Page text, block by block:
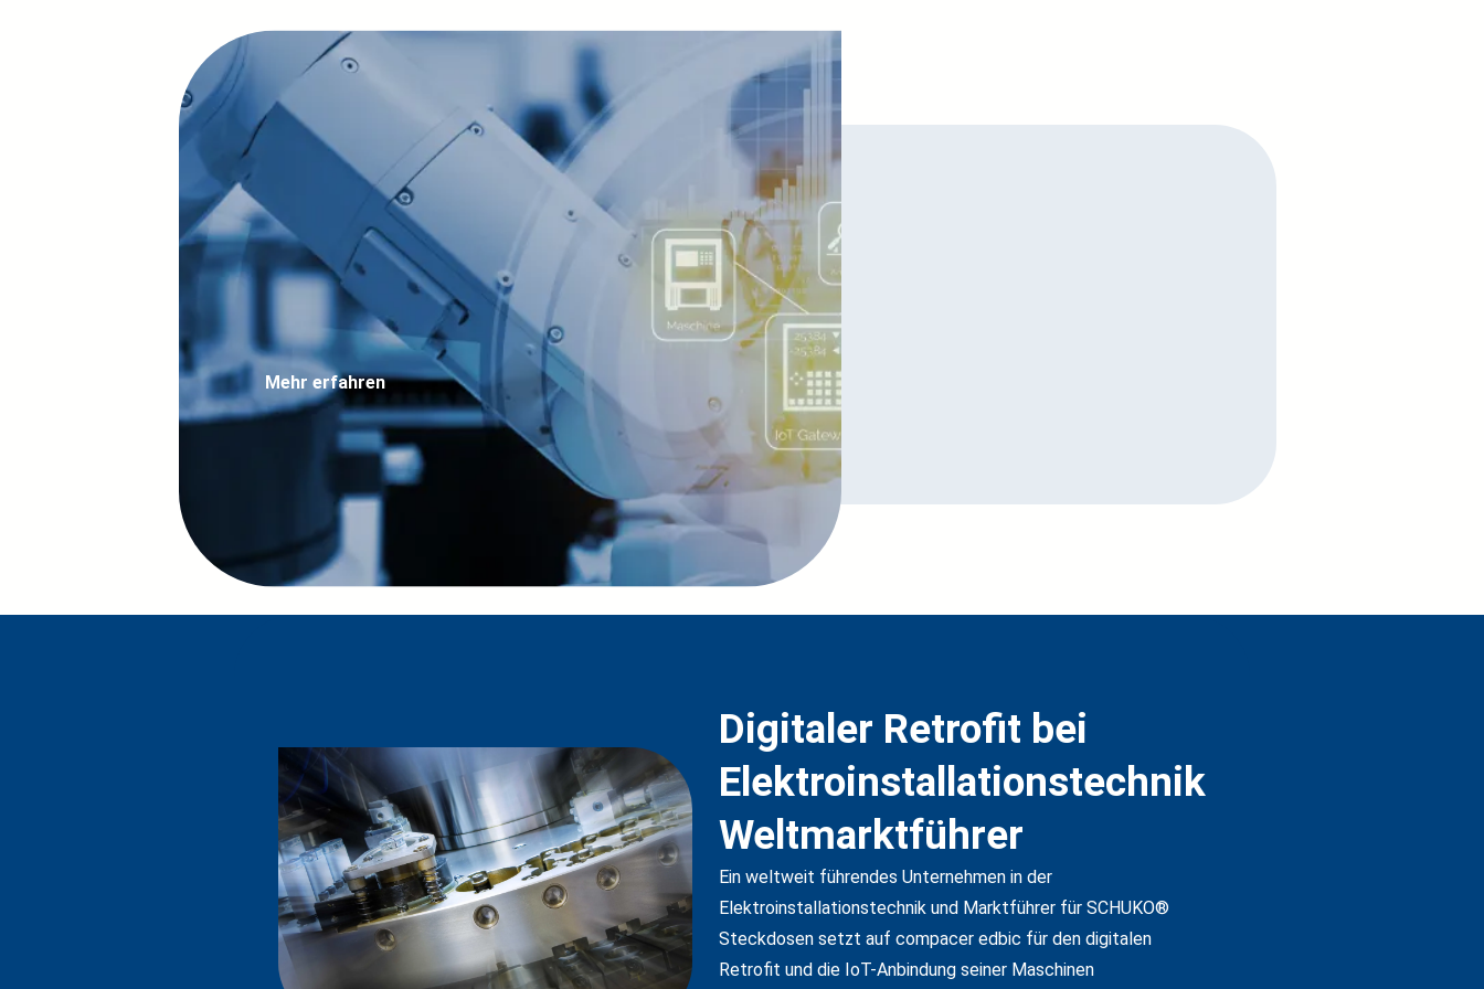
IIoT-Gateway Industrie 4.0
Durch den Einsatz von IIoT-Gateway Industrie 4.0 Technologien
verbinden Sie neue und bestehende Systeme und optimieren
Betriebsabläufe ohne teure Hardware-Investitionen.
Mehr erfahren
Digitaler Retrofit bei
Elektroinstallationstechnik
Weltmarktführer
Ein weltweit führendes Unternehmen in der
Elektroinstallationstechnik und Marktführer für SCHUKO®
Steckdosen setzt auf compacer edbic für den digitalen
Retrofit und die IoT-Anbindung seiner Maschinen